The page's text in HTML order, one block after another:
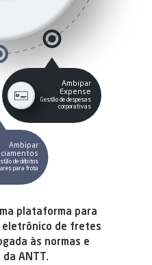
Ambipar
de débitos
para frota
Ambipar
Expense
Gestão de despesas
corporativas
plataforma para
eletrônico de fretes
às normas e
ANTT.